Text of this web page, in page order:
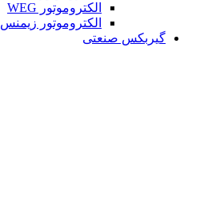
الکتروموتور WEG
الکتروموتور زیمنس
گیربکس صنعتی